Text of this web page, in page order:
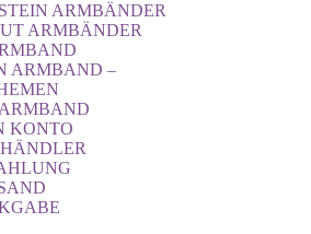
ARMBÄNDER
ARMBÄNDER
ARMBAND –
KONTO